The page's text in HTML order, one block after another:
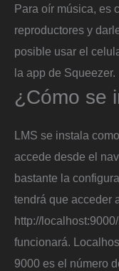
Para oír música, es
reproductores y
posible usar el
la app de Squeezer.
¿Cómo se
LMS se instala
accede desde el
bastante la
tendrá que acceder
http://
funcionará.
9000 es el número